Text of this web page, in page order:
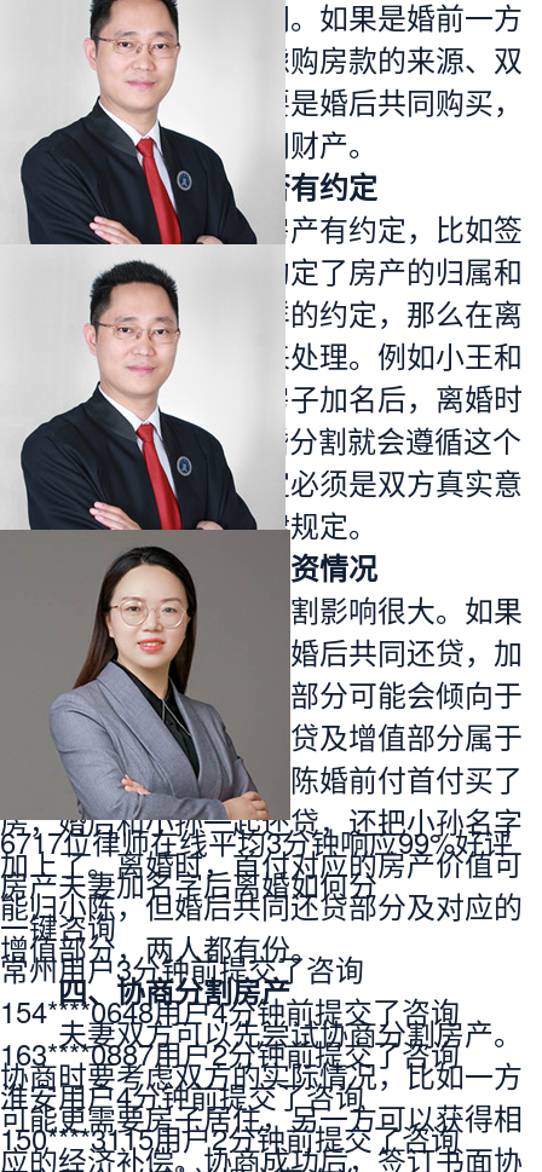
在分割时考量因素不同。如果是婚前一方
房产加名，可能会考虑购房款的来源、双
方对房产的贡献等。要是婚后共同购买，
一般会认为是夫妻共同财产。
二、判断房产是否有约定
夫妻双方可能对房产有约定，比如签
订了书面协议，明确约定了房产的归属和
分割方式。如果有这样的约定，那么在离
婚分割时就按照约定来处理。例如小王和
小赵签订协议，约定房子加名后，离婚时
各占50%份额，那离婚分割就会遵循这个
约定。但要注意，约定必须是双方真实意
思表示，且不违反法律规定。
三、考虑房产的
出资情况
出资情况对
房产分割影响很大。如果
是一方婚前支付首付， 婚后共同还贷，加
名后离婚分割时，首付部分可能会倾向于
出资方，但婚后共同还贷及增值部分属于
夫妻共同财产。比如小陈婚前付首付买了
房，婚后和小孙一起还贷，还把小孙名字
加上了。离婚时，首付对应的房产价值可
能归小陈，但婚后共同还贷部分及对应的
增值部分，两人都有份。
四、协商分割房产
夫妻双方可以先尝试协商分割房产。
协商时要考虑双方的实际情况，比如一方
可能更需要房子居住，另一方可以获得相
应的经济补偿。协商成功后，签订书面协
6717位律师在线平均3分钟响应99%好评
房产夫妻加名字后离婚如何分
一键咨询
常州用户3分钟前提交了咨询
154****0648用户4分钟前提交了咨询
163****0887用户2分钟前提交了咨询
淮安用户4分钟前提交了咨询
150****3115用户2分钟前提交了咨询